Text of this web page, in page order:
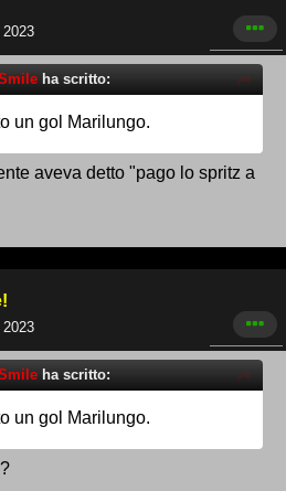
2023
ha scritto:
un gol Marilungo.
aveva detto "pago lo spritz a
2023
ha scritto:
un gol Marilungo.